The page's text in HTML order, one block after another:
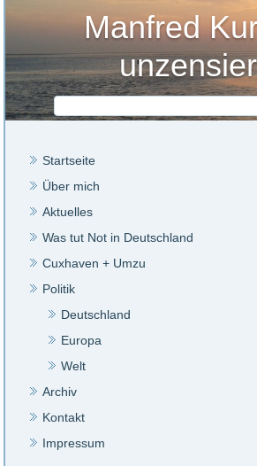
Manfred
Startseite
Über mich
Aktuelles
Was tut Not in Deutschland
Cuxhaven + Umzu
Politik
Deutschland
Europa
Welt
Archiv
Kontakt
Impressum